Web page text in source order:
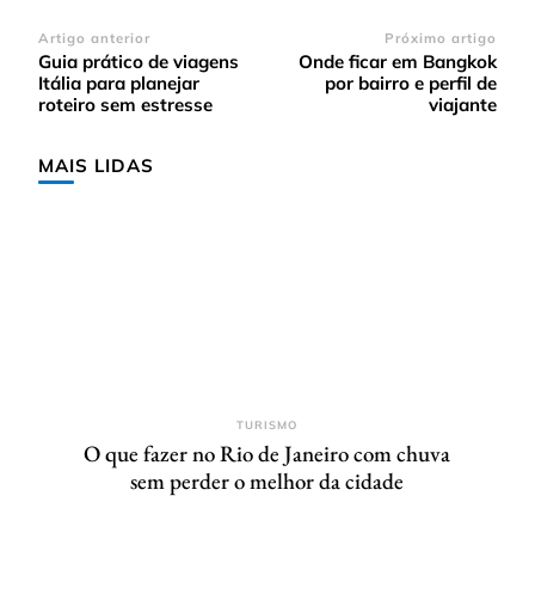
Navegação
de
post
Artigo anterior
Guia prático de viagens
Itália para planejar
roteiro sem estresse
Próximo artigo
Onde ficar em Bangkok
por bairro e perfil de
viajante
MAIS LIDAS
TURISMO
O que fazer no Rio de Janeiro com chuva
sem perder o melhor da cidade